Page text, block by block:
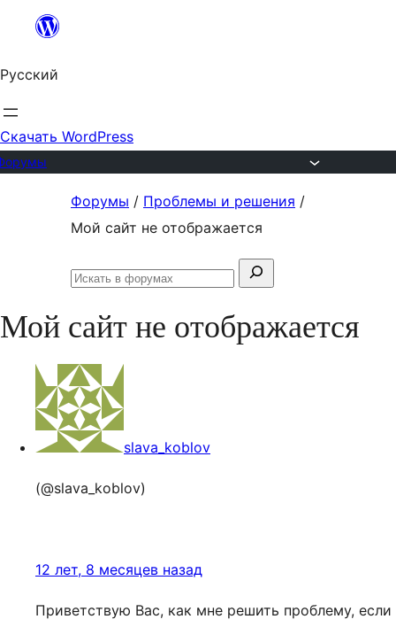
Перейти
содержимому
Русский
Скачать WordPress
Форумы / Проблемы и решения /
Мой сайт не отображается
Поиск:
Искать
Мой сайт не отображается
slava_koblov
(@slava_koblov)
12 лет, 8 месяцев назад
Приветствую Вас, как мне решить проблему, если